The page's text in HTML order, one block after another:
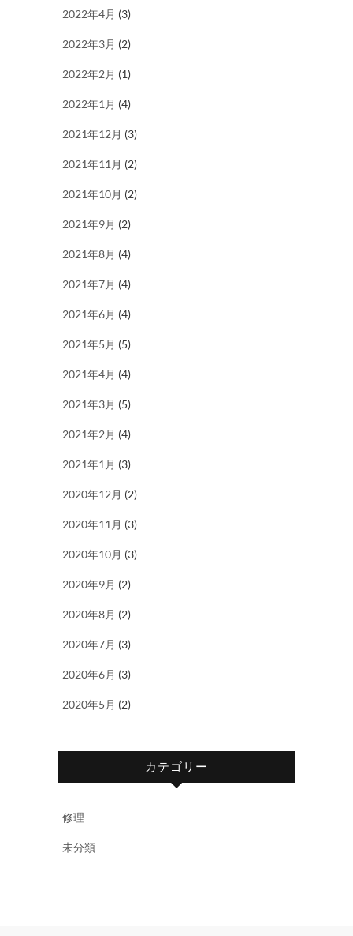
2022年4月 (3)
2022年3月 (2)
2022年2月 (1)
2022年1月 (4)
2021年12月 (3)
2021年11月 (2)
2021年10月 (2)
2021年9月 (2)
2021年8月 (4)
2021年7月 (4)
2021年6月 (4)
2021年5月 (5)
2021年4月 (4)
2021年3月 (5)
2021年2月 (4)
2021年1月 (3)
2020年12月 (2)
2020年11月 (3)
2020年10月 (3)
2020年9月 (2)
2020年8月 (2)
2020年7月 (3)
2020年6月 (3)
2020年5月 (2)
カテゴリー
修理
未分類